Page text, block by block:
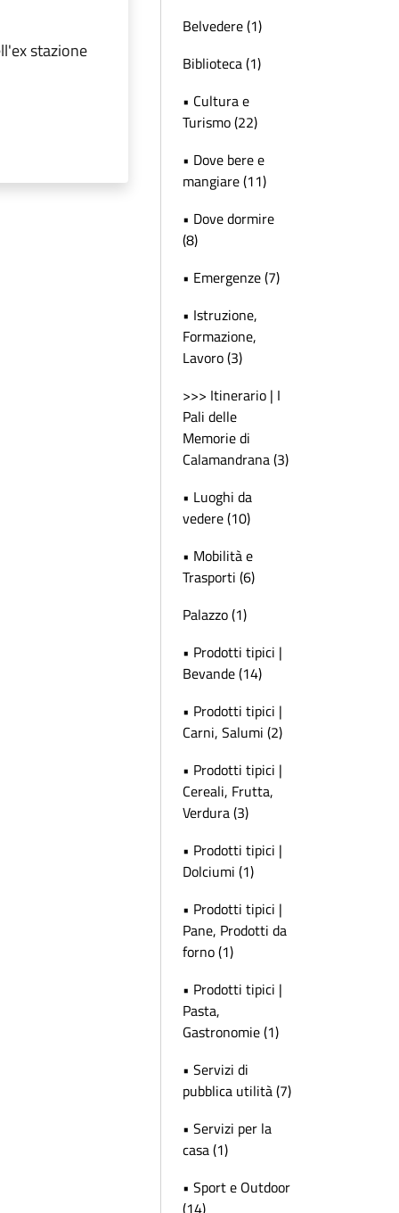
stazione
Belvedere (1)
Biblioteca (1)
• Cultura e
Turismo (22)
• Dove bere e
mangiare (11)
• Dove dormire
(8)
• Emergenze (7)
• Istruzione,
Formazione,
Lavoro (3)
>>> Itinerario | I
Pali delle
Memorie di
Calamandrana (3)
• Luoghi da
vedere (10)
• Mobilità e
Trasporti (6)
Palazzo (1)
• Prodotti tipici |
Bevande (14)
• Prodotti tipici |
Carni, Salumi (2)
• Prodotti tipici |
Cereali, Frutta,
Verdura (3)
• Prodotti tipici |
Dolciumi (1)
• Prodotti tipici |
Pane, Prodotti da
forno (1)
• Prodotti tipici |
Pasta,
Gastronomie (1)
• Servizi di
pubblica utilità (7)
• Servizi per la
casa (1)
• Sport e Outdoor
(14)